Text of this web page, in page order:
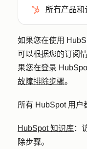
所有产品和
如果您在使用
可以根据您的订阅
果您在登录
故障排除步骤。
所有 HubSpot 用户
HubSpot 知识库：
除步骤。